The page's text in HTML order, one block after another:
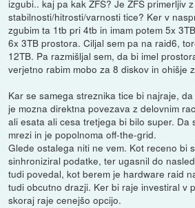
izgubi.. kaj pa kak ZFS? Je ZFS primerljiv
stabilnosti/hitrosti/varnosti tice? Ker v
zgubim ta 1tb pri 4tb in imam potem 5x
6x 3TB prostora. Ciljal sem pa na raid6,
12TB. Pa razmišljal sem, da bi imel
verjetno rabim mobo za 8 diskov in ohišje
Kar se samega streznika tice bi najraje,
je mozna direktna povezava z delovnim
ali esata ali cesa tretjega bi bilo super. Da
mrezi in je popolnoma off-the-grid.
Glede ostalega niti ne vem. Kot receno bi
sinhroniziral podatke, ter ugasnil do
tudi povedal, kot berem je hardware raid
tudi obcutno drazji. Ker bi raje investiral v
skoraj raje cenejšo opcijo.